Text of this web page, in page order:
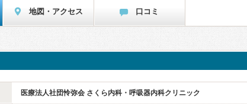
地図・アクセス 口コミ
医療法人社団怜弥会 さくら内科・呼吸器内科クリニック